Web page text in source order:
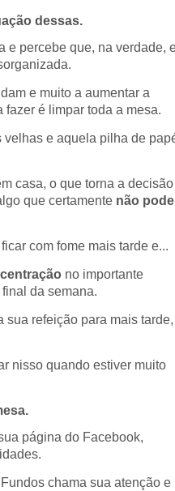
dessas.
e percebe que, na verdade,
e muito a aumentar a
é limpar toda a mesa.
velhas e aquela pilha de
casa, o que torna a decisão
que certamente não pode
com fome mais tarde e...
no importante
da semana.
sua refeição para mais tarde,
nisso quando estiver muito
página do Facebook,
chama sua atenção e